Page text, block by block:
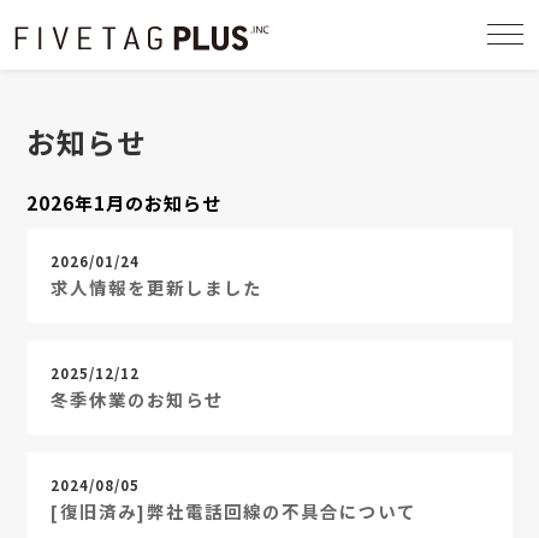
お知らせ
2026年1月のお知らせ
2026/01/24
求人情報を更新しました
2025/12/12
冬季休業のお知らせ
2024/08/05
[復旧済み]弊社電話回線の不具合について